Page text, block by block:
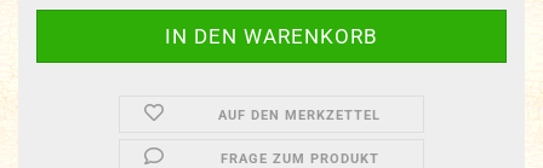
AUF DEN MERKZETTEL
FRAGE ZUM PRODUKT